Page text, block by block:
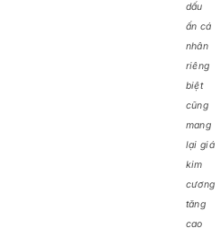
dấu
ấn cá
nhân
riêng
biệt
cũng
mang
lại giá
kim
cương
tăng
cao